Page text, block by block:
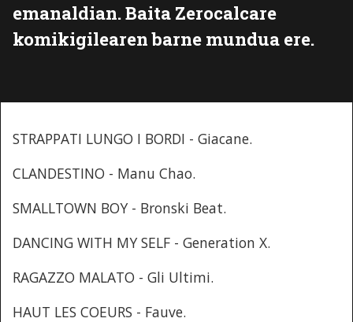
emanaldian. Baita Zerocalcare
komikigilearen barne mundua ere.
STRAPPATI LUNGO I BORDI - Giacane.
CLANDESTINO - Manu Chao.
SMALLTOWN BOY - Bronski Beat.
DANCING WITH MY SELF - Generation X.
RAGAZZO MALATO - Gli Ultimi.
HAUT LES COEURS - Fauve.